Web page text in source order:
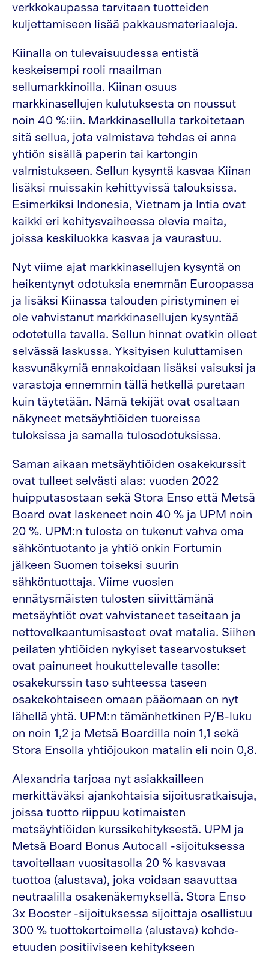
verkkokaupassa tarvitaan tuotteiden
kuljettamiseen lisää pakkausmateriaaleja.
Kiinalla on tulevaisuudessa entistä
keskeisempi rooli maailman
sellumarkkinoilla. Kiinan osuus
markkinasellujen kulutuksesta on noussut
noin 40 %:iin. Markkinasellulla tarkoitetaan
sitä sellua, jota valmistava tehdas ei anna
yhtiön sisällä paperin tai kartongin
valmistukseen. Sellun kysyntä kasvaa Kiinan
lisäksi muissakin kehittyvissä talouksissa.
Esimerkiksi Indonesia, Vietnam ja Intia ovat
kaikki eri kehitysvaiheessa olevia maita,
joissa keskiluokka kasvaa ja vaurastuu.
Nyt viime ajat markkinasellujen kysyntä on
heikentynyt odotuksia enemmän Euroopassa
ja lisäksi Kiinassa talouden piristyminen ei
ole vahvistanut markkinasellujen kysyntää
odotetulla tavalla. Sellun hinnat ovatkin olleet
selvässä laskussa. Yksityisen kuluttamisen
kasvunäkymiä ennakoidaan lisäksi vaisuksi ja
varastoja ennemmin tällä hetkellä puretaan
kuin täytetään. Nämä tekijät ovat osaltaan
näkyneet metsäyhtiöiden tuoreissa
tuloksissa ja samalla tulosodotuksissa.
Saman aikaan metsäyhtiöiden osakekurssit
ovat tulleet selvästi alas: vuoden 2022
huipputasostaan sekä Stora Enso että Metsä
Board ovat laskeneet noin 40 % ja UPM noin
20 %. UPM:n tulosta on tukenut vahva oma
sähköntuotanto ja yhtiö onkin Fortumin
jälkeen Suomen toiseksi suurin
sähköntuottaja. Viime vuosien
ennätysmäisten tulosten siivittämänä
metsäyhtiöt ovat vahvistaneet taseitaan ja
nettovelkaantumisasteet ovat matalia. Siihen
peilaten yhtiöiden nykyiset tasearvostukset
ovat painuneet houkuttelevalle tasolle:
osakekurssin taso suhteessa taseen
osakekohtaiseen omaan pääomaan on nyt
lähellä yhtä. UPM:n tämänhetkinen P/B-luku
on noin 1,2 ja Metsä Boardilla noin 1,1 sekä
Stora Ensolla yhtiöjoukon matalin eli noin 0,8.
Alexandria tarjoaa nyt asiakkailleen
merkittäväksi ajankohtaisia sijoitusratkaisuja,
joissa tuotto riippuu kotimaisten
metsäyhtiöiden kurssikehityksestä. UPM ja
Metsä Board Bonus Autocall -sijoituksessa
tavoitellaan vuositasolla 20 % kasvavaa
tuottoa (alustava), joka voidaan saavuttaa
neutraalilla osakenäkemyksellä. Stora Enso
3x Booster -sijoituksessa sijoittaja osallistuu
300 % tuottokertoimella (alustava) kohde-
etuuden positiiviseen kehitykseen